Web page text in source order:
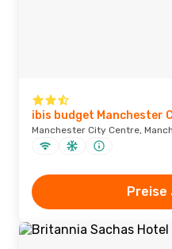
ibis budget Manchester
Manchester City Centre,
Preise